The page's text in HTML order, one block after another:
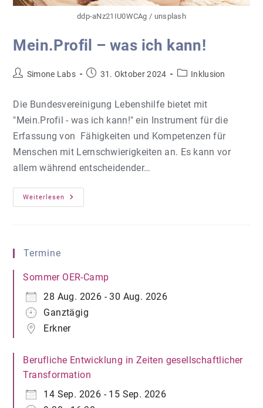
ddp-aNz21IU0WCAg / unsplash
Mein.Profil – was ich kann!
Beitrags-
Simone Labs
Beitrag31. Oktober 2024
Beitrags-
Inklusion
Die Bundesvereinigung Lebenshilfe bietet mit
"Mein.Profil - was ich kann!" ein Instrument für die
Erfassung von Fähigkeiten und Kompetenzen für
Menschen mit Lernschwierigkeiten an. Es kann vor
allem während entscheidender…
Weiterlesen
Mein.Profil
–
Termine
Sommer OER-Camp
28 Aug. 2026 - 30 Aug. 2026
Ganztägig
Erkner
Berufliche Entwicklung in Zeiten gesellschaftlicher
Transformation
14 Sep. 2026 - 15 Sep. 2026